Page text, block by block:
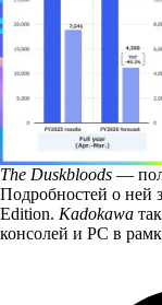
The Duskbloods —
Подробностей о ней
Edition. Kadokawa
консолей и PC в